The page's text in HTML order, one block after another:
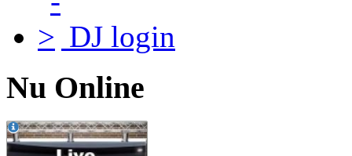
DJ login
Nu Online